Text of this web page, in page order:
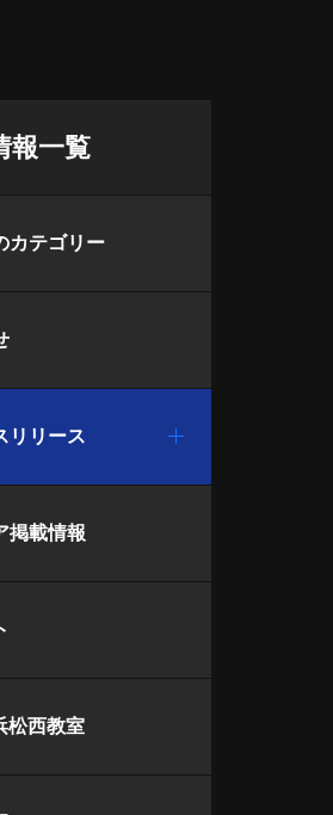
報一覧
カテゴリー
リリース
掲載情報
松西教室